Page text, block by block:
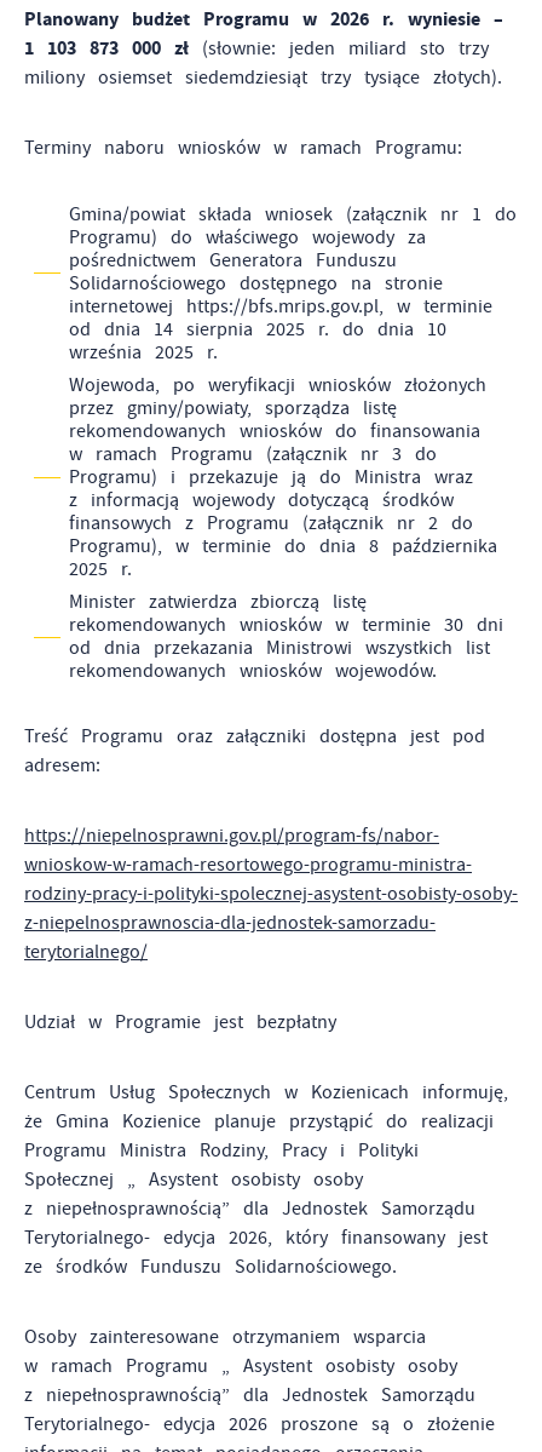
Planowany budżet Programu w 2026 r. wyniesie –
1 103 873 000 zł (słownie: jeden miliard sto trzy
miliony osiemset siedemdziesiąt trzy tysiące złotych).
Terminy naboru wniosków w ramach Programu:
Gmina/powiat składa wniosek (załącznik nr 1 do
Programu) do właściwego wojewody za
pośrednictwem Generatora Funduszu
Solidarnościowego dostępnego na stronie
internetowej https://bfs.mrips.gov.pl, w terminie
od dnia 14 sierpnia 2025 r. do dnia 10
września 2025 r.
Wojewoda, po weryfikacji wniosków złożonych
przez gminy/powiaty, sporządza listę
rekomendowanych wniosków do finansowania
w ramach Programu (załącznik nr 3 do
Programu) i przekazuje ją do Ministra wraz
z informacją wojewody dotyczącą środków
finansowych z Programu (załącznik nr 2 do
Programu), w terminie do dnia 8 października
2025 r.
Minister zatwierdza zbiorczą listę
rekomendowanych wniosków w terminie 30 dni
od dnia przekazania Ministrowi wszystkich list
rekomendowanych wniosków wojewodów.
Treść Programu oraz załączniki dostępna jest pod
adresem:
https://niepelnosprawni.gov.pl/program-fs/nabor-
wnioskow-w-ramach-resortowego-programu-ministra-
rodziny-pracy-i-polityki-spolecznej-asystent-osobisty-osoby-
z-niepelnosprawnoscia-dla-jednostek-samorzadu-
terytorialnego/
Udział w Programie jest bezpłatny
Centrum Usług Społecznych w Kozienicach informuję,
że Gmina Kozienice planuje przystąpić do realizacji
Programu Ministra Rodziny, Pracy i Polityki
Społecznej „ Asystent osobisty osoby
z niepełnosprawnością” dla Jednostek Samorządu
Terytorialnego- edycja 2026, który finansowany jest
ze środków Funduszu Solidarnościowego.
Osoby zainteresowane otrzymaniem wsparcia
w ramach Programu „ Asystent osobisty osoby
z niepełnosprawnością” dla Jednostek Samorządu
Terytorialnego- edycja 2026 proszone są o złożenie